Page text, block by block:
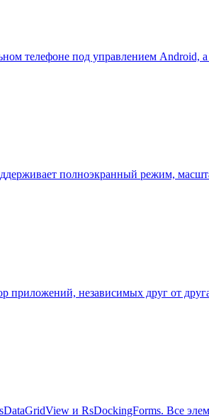
телефоне под управлением Android, а
полноэкранный режим,
приложений, независимых друг от
и RsDockingForms. Все